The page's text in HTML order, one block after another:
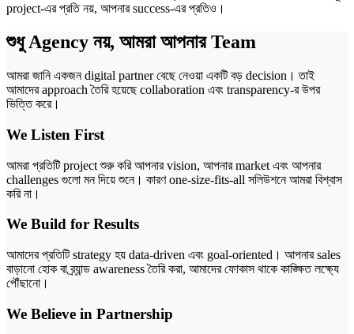
project-এর প্রতি নয়, আপনার success-এর প্রতিও।
শুধু Agency নয়, আমরা আপনার Team
আমরা জানি একজন digital partner বেছে নেওয়া একটি বড় decision। তাই
আমাদের approach তৈরি হয়েছে collaboration এবং transparency-র উপর
ভিত্তি করে।
We Listen First
আমরা প্রতিটি project শুরু করি আপনার vision, আপনার market এবং আপনার
challenges গুলো মন দিয়ে শুনে। কারণ one-size-fits-all সলিউশনে আমরা বিশ্বাস
করি না।
We Build for Results
আমাদের প্রতিটি strategy হয় data-driven এবং goal-oriented। আপনার sales
বাড়ানো হোক বা ব্র্যান্ড awareness তৈরি করা, আমাদের ফোকাস থাকে কাঙ্ক্ষিত লক্ষ্যে
পৌঁছানো।
We Believe in Partnership